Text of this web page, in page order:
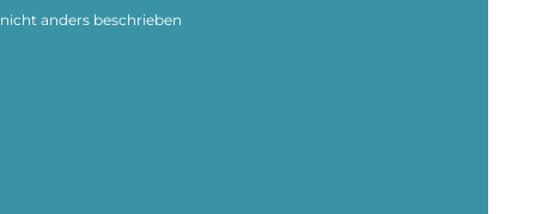
anders beschrieben